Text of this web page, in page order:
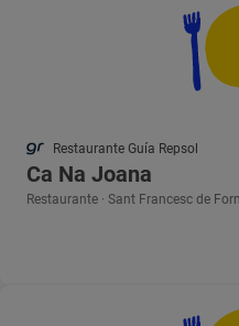
Restaurante Guía Repsol
Ca Na Joana
Restaurante · Sant Francesc de